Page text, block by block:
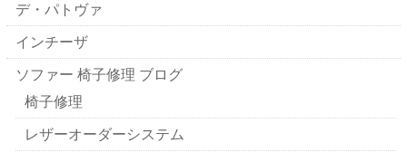
デ・パトヴァ
インチーザ
ソファー 椅子修理 ブログ
椅子修理
レザーオーダーシステム